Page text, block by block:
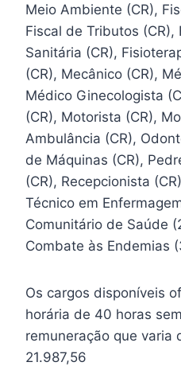
Meio Ambiente (CR),
Fiscal de Tributos (CR),
Sanitária (CR),
(CR), Mecânico (CR),
Médico Ginecologista
(CR), Motorista (CR),
Ambulância (CR),
de Máquinas (CR),
(CR), Recepcionista
Técnico em
Comunitário de Saúde
Combate às Endemias
Os cargos disponíveis
horária de 40 horas
remuneração que varia
21.987,56